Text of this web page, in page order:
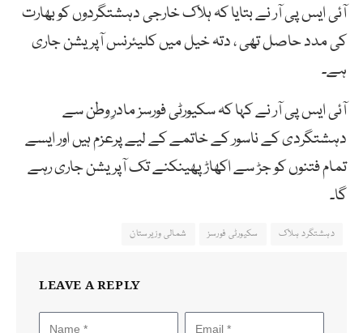
آئی ایس پی آر نے بتایا کہ ہلاک خارجی دہشتگردوں کو بھارت
کی مدد حاصل تھی ، دتہ خیل میں کلیئرنس آپریشن جاری
ہے۔
آئی ایس پی آر نے کہا کہ سکیورٹی فورسز مادرِ وطن سے
دہشتگردی کے ناسور کے خاتمے کے لیے پرعزم ہیں اور ایسے
تمام فتنوں کو جڑ سے اکھاڑ پھینکنے تک آپریشن جاری رہے
گا۔
دہشتگرد ہلاک سکیورٹی فورسز شمالی وزیرستان
LEAVE A REPLY